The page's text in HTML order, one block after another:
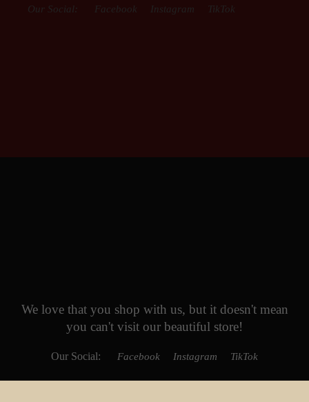
Our Social: Facebook Instagram TikTok
We love that you shop with us, but it doesn't mean
you can't visit our beautiful store!
Our Social: Facebook Instagram TikTok